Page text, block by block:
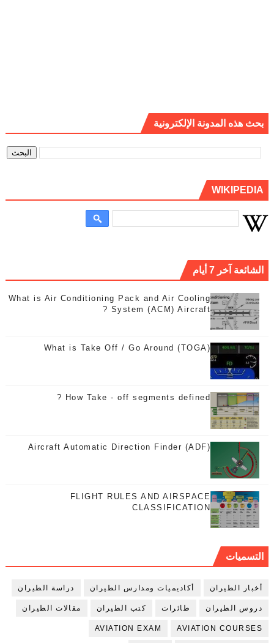
بحث هذه المدونة الإلكترونية
WIKIPEDIA
الشائعة آخر 7 أيام
What is Air Conditioning Pack and Air Cooling
System (ACM) Aircraft ?
What is Take Off / Go Around (TOGA)
How Take - off segments defined ?
Aircraft Automatic Direction Finder (ADF)
FLIGHT RULES AND AIRSPACE
CLASSIFICATION
التسميات
أخبار الطيران أكاديميات ومدارس الطيران دراسة الطيران
دروس الطيران طائرات كتب الطيران مقالات الطيران
AVIATION COURSES
AVIATION EXAM